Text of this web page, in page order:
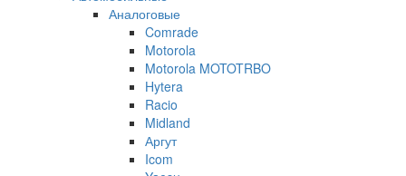
Аналоговые
Comrade
Motorola
Motorola MOTOTRBO
Hytera
Racio
Midland
Аргут
Icom